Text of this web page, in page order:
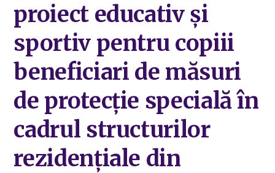
proiect educativ și
sportiv pentru copiii
beneficiari de măsuri
de protecție specială în
cadrul structurilor
rezidențiale din